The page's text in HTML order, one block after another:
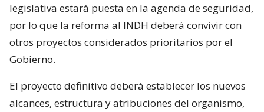
legislativa estará puesta en la agenda de seguridad,
por lo que la reforma al INDH deberá convivir con
otros proyectos considerados prioritarios por el
Gobierno.
El proyecto definitivo deberá establecer los nuevos
alcances, estructura y atribuciones del organismo,